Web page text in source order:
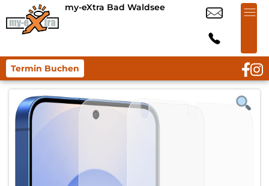
my-eXtra Bad Waldsee
Termin Buchen